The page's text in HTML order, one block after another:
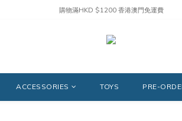
購物滿HKD $1200 香港澳門免運費
ACCESSORIES TOYS PRE-